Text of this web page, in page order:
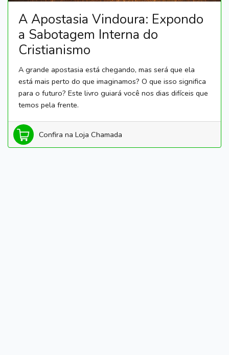
A Apostasia Vindoura: Expondo
a Sabotagem Interna do
Cristianismo
A grande apostasia está chegando, mas será que ela
está mais perto do que imaginamos? O que isso significa
para o futuro? Este livro guiará você nos dias difíceis que
temos pela frente.
Confira na Loja Chamada